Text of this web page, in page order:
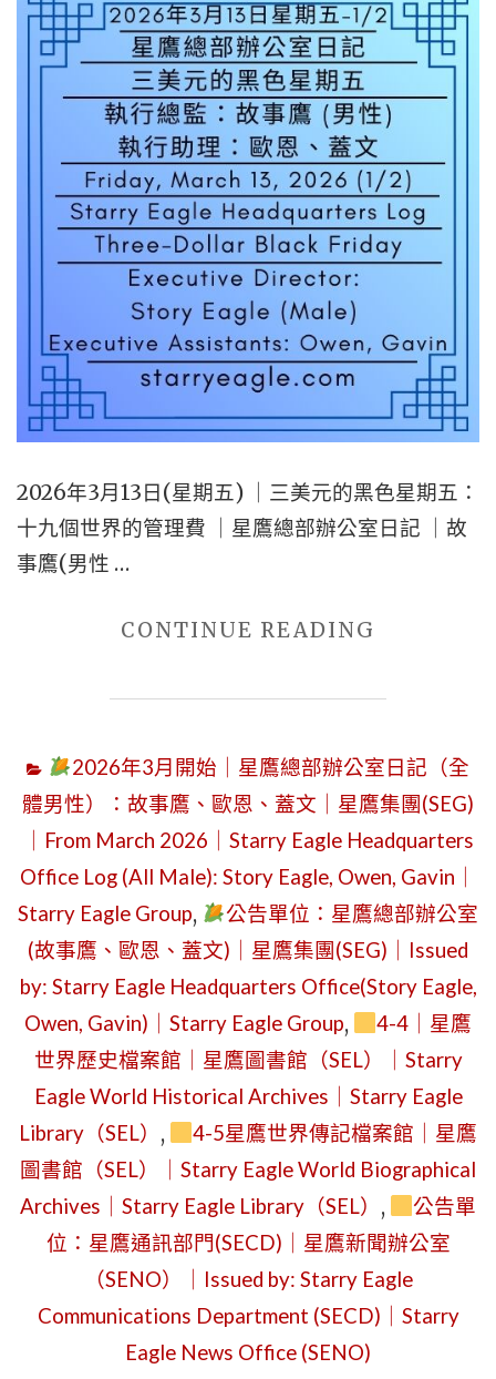
歐
恩
與
蓋
文
｜
公
告
位：
一
代
行
政
SEWM
2
區
｜
TUESDAY,
APRIL
21,
2026
｜
(MOTH
ORCHID)
PERIOD
｜
IN
2026年3月13日(星期五) ｜三美元的黑色星期五：
十九個世界的管理費 ｜星鷹總部辦公室日記 ｜故
事鷹(男性 …
CONTINUE READING
3
13
日
(星
期
五)
｜
三
美
元
的
黑
色
星
期
五：
十
2026年3月開始｜星鷹總部辦公室日記（全
體男性）：故事鷹、歐恩、蓋文｜星鷹集團(SEG)
｜From March 2026｜Starry Eagle Headquarters
Office Log (All Male): Story Eagle, Owen, Gavin｜
Starry Eagle Group,
公告單位：星鷹總部辦公室
(故事鷹、歐恩、蓋文)｜星鷹集團(SEG)｜Issued
by: Starry Eagle Headquarters Office(Story Eagle,
Owen, Gavin)｜Starry Eagle Group,
4-4｜星鷹
世界歷史檔案館｜星鷹圖書館（SEL）｜Starry
Eagle World Historical Archives｜Starry Eagle
Library（SEL） ,
4-5星鷹世界傳記檔案館｜星鷹
圖書館（SEL）｜Starry Eagle World Biographical
Archives｜Starry Eagle Library（SEL） ,
公告單
位：星鷹通訊部門(SECD)｜星鷹新聞辦公室
（SENO）｜Issued by: Starry Eagle
Communications Department (SECD)｜Starry
Eagle News Office (SENO)